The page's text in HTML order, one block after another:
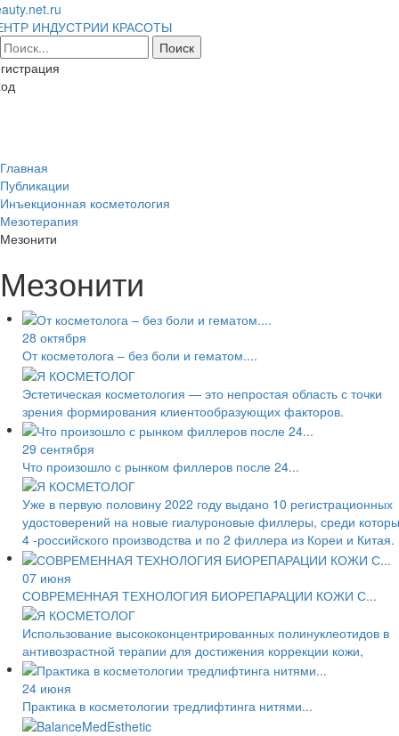
ИНДУСТРИИ КРАСОТЫ
Главная
Публикации
Инъекционная косметология
Мезотерапия
Мезонити
Мезонити
28 октября
От косметолога – без боли и гематом....
Эстетическая косметология — это непростая область с точки
зрения формирования клиентообразующих факторов.
29 сентября
Что произошло с рынком филлеров после 24...
Уже в первую половину 2022 году выдано 10 регистрационных
удостоверений на новые гиалуроновые филлеры, среди
4 -российского производства и по 2 филлера из Кореи и Китая.
07 июня
СОВРЕМЕННАЯ ТЕХНОЛОГИЯ БИОРЕПАРАЦИИ КОЖИ С...
Использование высококонцентрированных полинуклеотидов в
антивозрастной терапии для достижения коррекции кожи,
24 июня
Практика в косметологии тредлифтинга нитями...